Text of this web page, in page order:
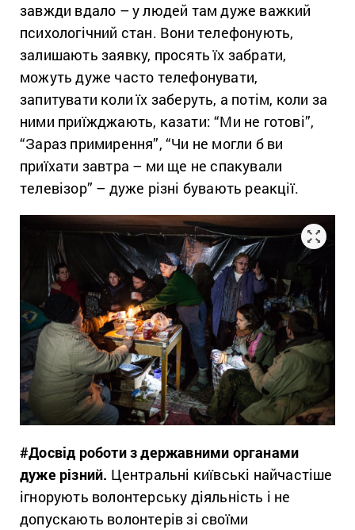
завжди вдало – у людей там дуже важкий
психологічний стан. Вони телефонують,
залишають заявку, просять їх забрати,
можуть дуже часто телефонувати,
запитувати коли їх заберуть, а потім, коли за
ними приїжджають, казати: “Ми не готові”,
“Зараз примирення”, “Чи не могли б ви
приїхати завтра – ми ще не спакували
телевізор” – дуже різні бувають реакції.
#Досвід роботи з державними органами
дуже різний. Центральні київські найчастіше
ігнорують волонтерську діяльність і не
допускають волонтерів зі своїми